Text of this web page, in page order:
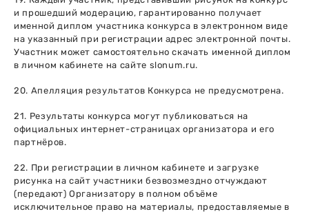
и прошедший модерацию, гарантированно получает
именной диплом участника конкурса в электронном виде
на указанный при регистрации адрес электронной почты.
Участник может самостоятельно скачать именной диплом
в личном кабинете на сайте slonum.ru.
20. Апелляция результатов Конкурса не предусмотрена.
21. Результаты конкурса могут публиковаться на
официальных интернет-страницах организатора и его
партнёров.
22. При регистрации в личном кабинете и загрузке
рисунка на сайт участники безвозмездно отчуждают
(передают) Организатору в полном объёме
исключительное право на материалы, предоставляемые в